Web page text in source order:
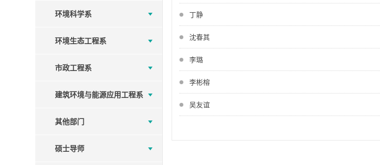
环境科学系
环境生态工程系
市政工程系
建筑环境与能源应用工程系
其他部门
硕士导师
丁静
沈春其
李璐
李彬榕
吴友谊